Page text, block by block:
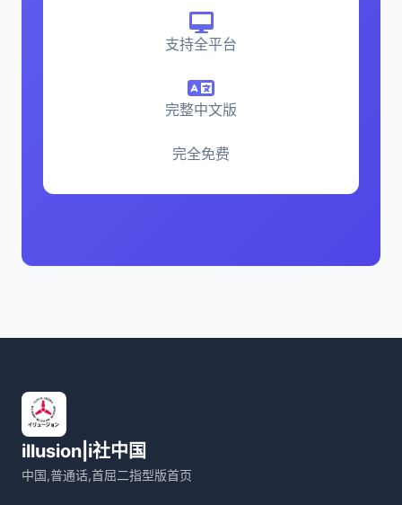
支持全平台
完整中文版
完全免费
illusion|i社中国
中国,普通话,首屈二指型版首页